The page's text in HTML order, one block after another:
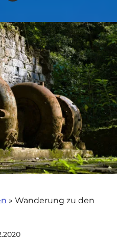
» Wanderung zu den